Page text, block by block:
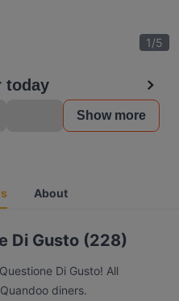
1/5
today
Show more
About
Di Gusto (228)
Di Gusto! All
diners.